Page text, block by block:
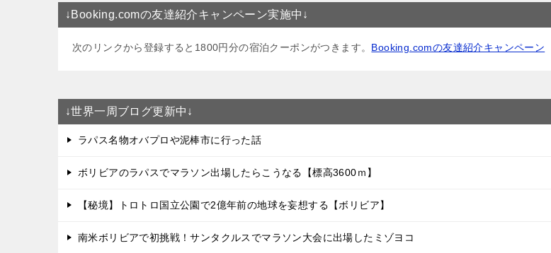
↓Booking.comの友達紹介キャンペーン実施中↓
次のリンクから登録すると1800円分の宿泊クーポンがつきます。 Booking.comの友達紹介キャンペーン
↓世界一周ブログ更新中↓
ラパス名物オバプロや泥棒市に行った話
ボリビアのラパスでマラソン出場したらこうなる【標高3600ｍ】
【秘境】トロトロ国立公園で2億年前の地球を妄想する【ボリビア】
南米ボリビアで初挑戦！サンタクルスでマラソン大会に出場したミゾヨコ